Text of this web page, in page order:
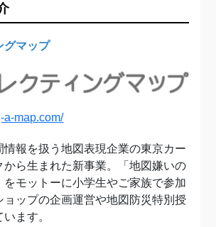
グマップ
a-map.com/
情報を扱う地図表現企業の東京カー
から生まれた新事業。「地図嫌いの
をモットーに小学生やご家族で参加
ョップの企画運営や地図防災特別授
ます。